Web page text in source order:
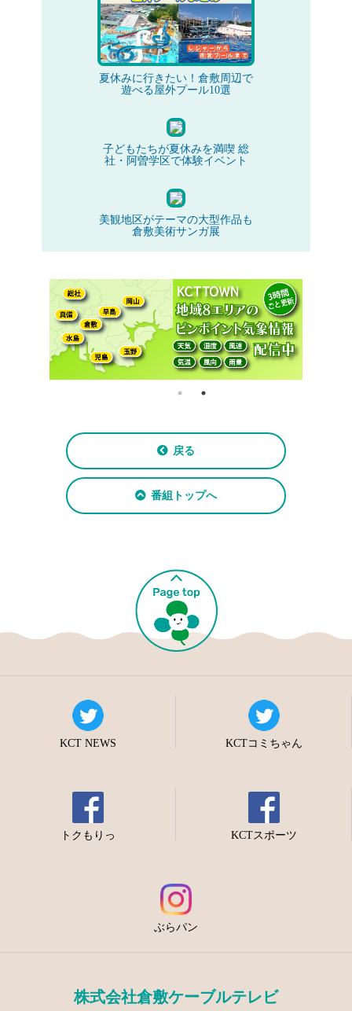
夏休みに行きたい！倉敷周辺で
遊べる屋外プール10選
子どもたちが夏休みを満喫 総
社・阿曽学区で体験イベント
美観地区がテーマの大型作品も
倉敷美術サンガ展
戻る
番組トップへ
KCT NEWS KCTコミちゃん
トクもりっ KCTスポーツ
ぶらパン
株式会社倉敷ケーブルテレビ